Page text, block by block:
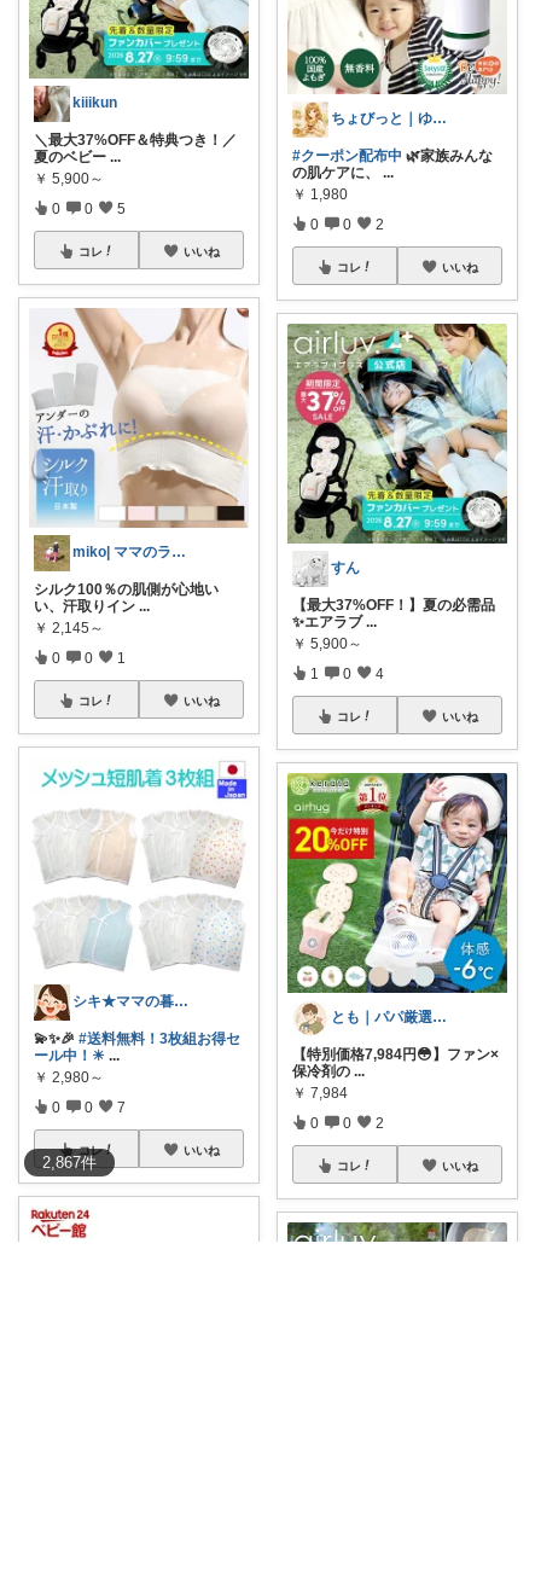
2,867件
kiiikun
＼最大37%OFF＆特典つき！／
夏のベビー ...
￥ 5,900～
0 0 5
コレ いいね
miko| ママのラク家事＆大人可愛い
シルク100％の肌側が心地い
い、汗取りイン ...
￥ 2,145～
0 0 1
コレ いいね
シキ★ママの暮らし、キッズ
💫✨🎉 #送料無料！3枚組お得セ
ール中！☀ ...
￥ 2,980～
0 0 7
コレ いいね
ちょびっと｜ゆる無添加とお気に入り🦊
#クーポン配布中 🌿家族みんな
の肌ケアに、
...
￥ 1,980
0 0 2
コレ いいね
すん
【最大37%OFF！】夏の必需品
✨エアラブ ...
￥ 5,900～
1 0 4
コレ いいね
とも｜パパ厳選！ママを助ける正解アイテム
【特別価格7,984円😳】ファン×
保冷剤の ...
￥ 7,984
0 0 2
コレ いいね